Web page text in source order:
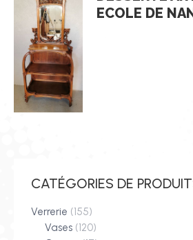
ECOLE DE
CATÉGORIES DE
Verrerie (155)
Vases (120)